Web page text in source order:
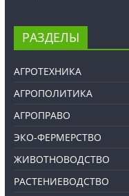
РАЗДЕЛЫ
АГРОТЕХНИКА
АГРОПОЛИТИКА
АГРОПРАВО
ЭКО-ФЕРМЕРСТВО
ЖИВОТНОВОДСТВО
РАСТЕНИЕВОДСТВО